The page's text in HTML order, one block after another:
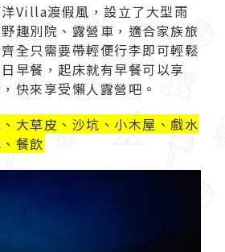
Villa渡假風，設立了大型雨
趣別院、露營車，適合家族旅
全只需要帶輕便行李即可輕鬆
早餐，起床就有早餐可以享
快來享受懶人露營吧。
大草皮、沙坑、小木屋、戲水
餐飲